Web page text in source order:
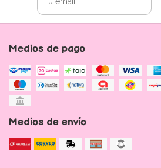
Medios de pago
Medios de envío